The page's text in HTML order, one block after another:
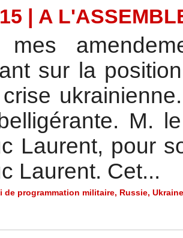
| A
sur la
M.
Laurent, pour
Laurent. Cet...
de programmation militaire, Russie, Ukraine